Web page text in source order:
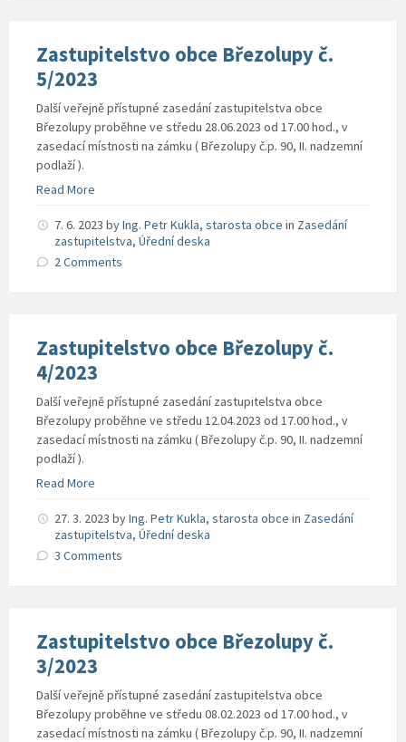
Zastupitelstvo obce Březolupy č.
5/2023
Další veřejně přístupné zasedání zastupitelstva obce
Březolupy proběhne ve středu 28.06.2023 od 17.00 hod., v
zasedací místnosti na zámku ( Březolupy č.p. 90, II. nadzemní
podlaží ).
Read More
7. 6. 2023 byIng. Petr Kukla, starosta obce in Zasedání
zastupitelstva, Úřední deska
2 Comments
Zastupitelstvo obce Březolupy č.
4/2023
Další veřejně přístupné zasedání zastupitelstva obce
Březolupy proběhne ve středu 12.04.2023 od 17.00 hod., v
zasedací místnosti na zámku ( Březolupy č.p. 90, II. nadzemní
podlaží ).
Read More
27. 3. 2023 byIng. Petr Kukla, starosta obce in Zasedání
zastupitelstva, Úřední deska
3 Comments
Zastupitelstvo obce Březolupy č.
3/2023
Další veřejně přístupné zasedání zastupitelstva obce
Březolupy proběhne ve středu 08.02.2023 od 17.00 hod., v
zasedací místnosti na zámku ( Březolupy č.p. 90, II. nadzemní